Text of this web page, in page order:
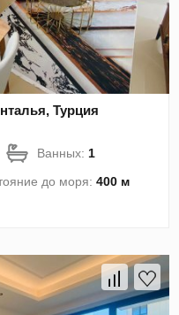
Турция
Ванных:1
до моря:400 м